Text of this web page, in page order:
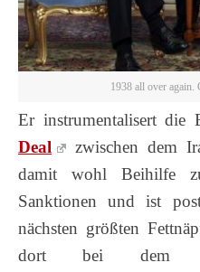
1938 all over again.
Er instrumentalisert die
Deal
zwischen dem
damit wohl Beihilfe
Sanktionen und ist
nächsten größten
dort bei dem